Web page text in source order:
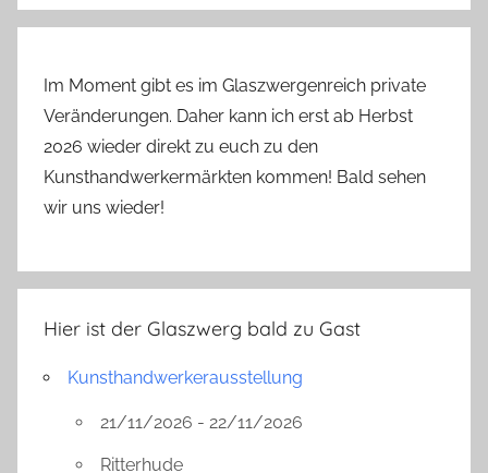
Im Moment gibt es im Glaszwergenreich private
Veränderungen. Daher kann ich erst ab Herbst
2026 wieder direkt zu euch zu den
Kunsthandwerkermärkten kommen! Bald sehen
wir uns wieder!
Hier ist der Glaszwerg bald zu Gast
Kunsthandwerkerausstellung
21/11/2026 - 22/11/2026
Ritterhude